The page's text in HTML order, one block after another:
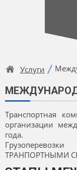
Услуги
Транспортная
организации
года.
ТРАНПОРТНЫМИ